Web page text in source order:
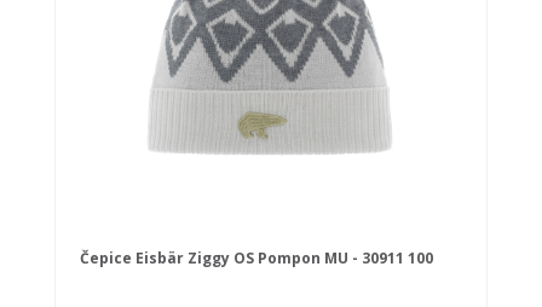
Čepice Eisbär Ziggy OS Pompon MU - 30911 100